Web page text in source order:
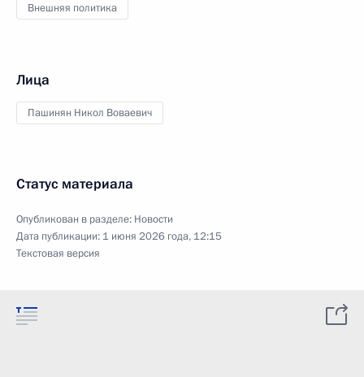
Внешняя политика
Лица
Пашинян Никол Воваевич
Статус материала
Опубликован в разделе: Новости
Дата публикации: 1 июня 2026 года, 12:15
Текстовая версия